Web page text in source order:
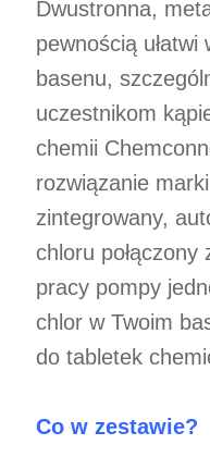
Dwustronna,
pewnością ułatwi
basenu,
uczestnikom
chemii
rozwiązanie
zintegrowany,
chloru
pracy pompy
chlor w Twoim
do tabletek
Co w zestawie?